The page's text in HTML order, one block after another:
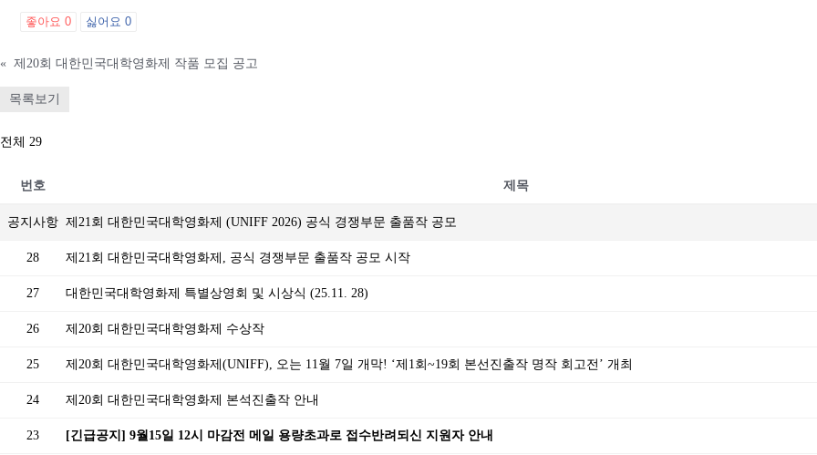
좋아요 0 싫어요 0
« 제20회 대한민국대학영화제 작품 모집 공고
목록보기
전체 29
번호 제목
공지사항 제21회 대한민국대학영화제 (UNIFF 2026) 공식 경쟁부문 출품작 공모
28 제21회 대한민국대학영화제, 공식 경쟁부문 출품작 공모 시작
27 대한민국대학영화제 특별상영회 및 시상식 (25.11. 28)
26 제20회 대한민국대학영화제 수상작
25 제20회 대한민국대학영화제(UNIFF), 오는 11월 7일 개막! ‘제1회~19회 본선진출작 명작 회고전’ 개최
24 제20회 대한민국대학영화제 본석진출작 안내
23 [긴급공지] 9월15일 12시 마감전 메일 용량초과로 접수반려되신 지원자 안내